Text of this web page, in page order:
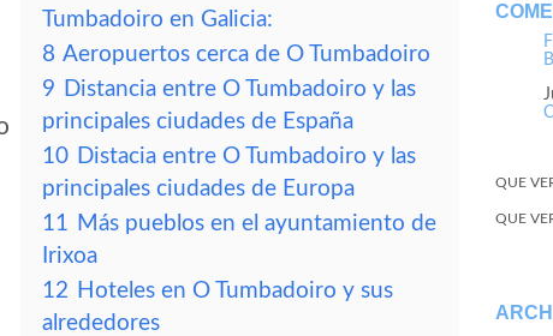
Tumbadoiro en Galicia:
8 Aeropuertos cerca de O Tumbadoiro
9 Distancia entre O Tumbadoiro y las
principales ciudades de España
10 Distacia entre O Tumbadoiro y las
principales ciudades de Europa
11 Más pueblos en el ayuntamiento de
Irixoa
12 Hoteles en O Tumbadoiro y sus
alrededores
QUE
QUE